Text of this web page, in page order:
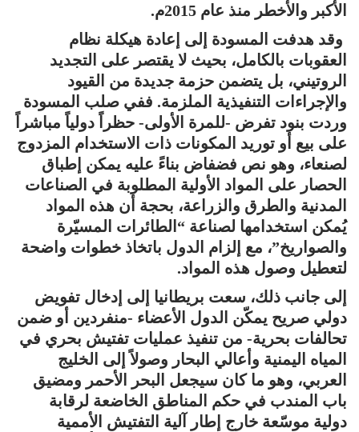
الأكبر والأخطر منذ عام 2015م.
وقد هدفت المسودة إلى إعادة هيكلة نظام
العقوبات بالكامل، بحيث لا يقتصر على التجديد
الروتيني، بل يتضمن حزمة جديدة من القيود
والإجراءات التنفيذية الملزمة. ففي صلب المسودة
وردت بنود تفرض -للمرة الأولى- حظراً دولياً مباشراً
على بيع أو توريد المكونات ذات الاستخدام المزدوج
لصنعاء، وهو نص فضفاض بناءً عليه يمكن إطباق
الحصار على المواد الأولية المطلوبة في الصناعات
المدنية والطرق والزراعة، بحجة أن هذه المواد
يُمكن استخدامها لصناعة “الطائرات المسيّرة
والصواريخ”، مع إلزام الدول باتخاذ خطوات واضحة
لتعطيل وصول هذه المواد.
إلى جانب ذلك، سعت بريطانيا إلى إدخال تفويض
دولي صريح يمكّن الدول الأعضاء -منفردين أو ضمن
تحالفات بحرية- من تنفيذ عمليات تفتيش بحري في
المياه اليمنية وأعالي البحار وصولاً إلى الخليج
العربي، وهو ما كان سيجعل البحر الأحمر ومضيق
باب المندب في حكم المناطق الخاضعة لرقابة
دولية موسّعة خارج إطار آلية التفتيش الأممية